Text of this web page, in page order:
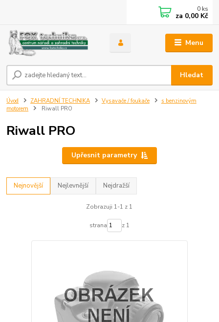
Menu
Hledat
0 ks
za 0,00 Kč
Úvod ZAHRADNÍ TECHNIKA Vysavače / foukače
s benzinovým
motorem
Riwall PRO
Riwall PRO
Upřesnit parametry
Nejnovější Nejlevnější Nejdražší
Zobrazuji 1-1 z 1
strana z 1